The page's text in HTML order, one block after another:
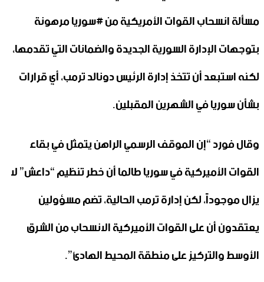
مسألة انسحاب القوات الأمريكية من #سوريا مرهونة
بتوجهات الإدارة السورية الجديدة والضمانات التي تقدمها،
لكنه استبعد أن تتخذ إدارة الرئيس دونالد ترمب، أي قرارات
بشأن سوريا في الشهرين المقبلين.
وقال فورد “إن الموقف الرسمي الراهن يتمثل في بقاء
القوات الأميركية في سوريا طالما أن خطر تنظيم “داعش” لا
يزال موجوداً، لكن إدارة ترمب الحالية، تضم مسؤولين
يعتقدون أن على القوات الأميركية الانسحاب من الشرق
الأوسط والتركيز على منطقة المحيط الهادئ”.